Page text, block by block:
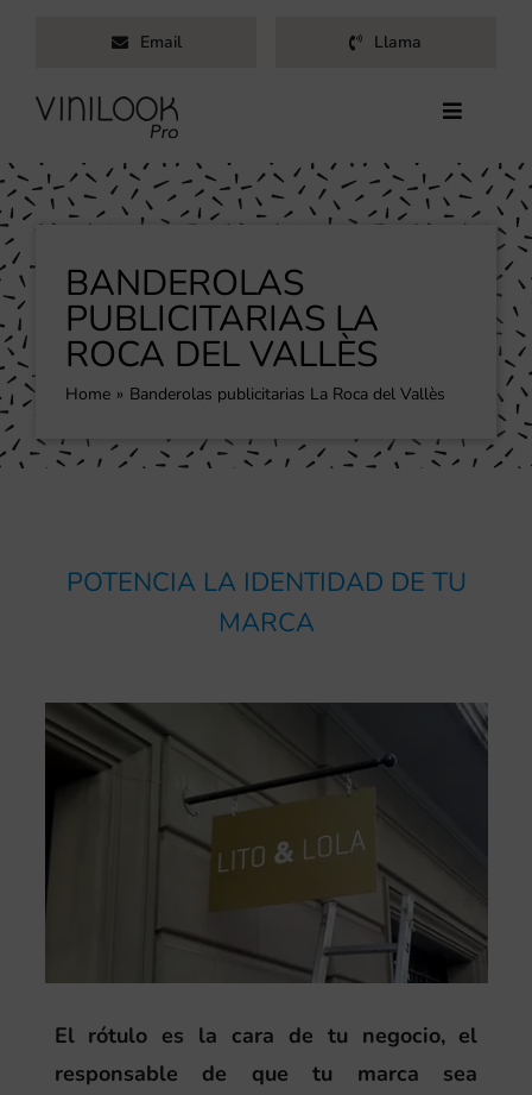
contenido
Email Llama
Toggle
Inicio
Servicios
Productos
Trabajos
Nosotros
Blog
BANDEROLAS
PUBLICITARIAS LA
ROCA DEL VALLÈS
Home Banderolas publicitarias La Roca del Vallès
POTENCIA LA IDENTIDAD DE TU
MARCA
El rótulo es la cara de tu negocio, el
responsable de que tu marca sea